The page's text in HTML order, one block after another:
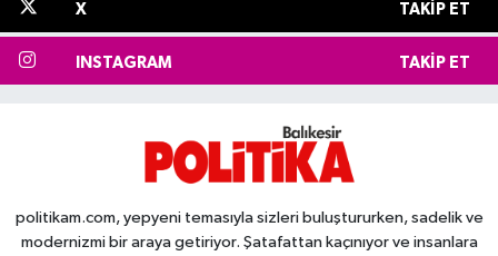
X TAKIP ET
INSTAGRAM TAKIP ET
politikam.com, yepyeni temasıyla sizleri buluştururken, sadelik ve
modernizmi bir araya getiriyor. Şatafattan kaçınıyor ve insanlara